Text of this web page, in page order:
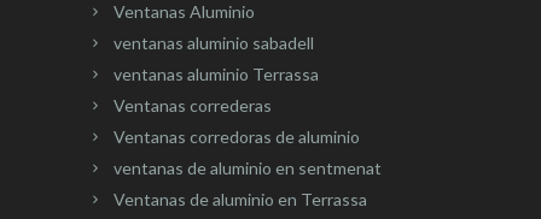
Ventanas Aluminio
ventanas aluminio sabadell
ventanas aluminio Terrassa
Ventanas correderas
Ventanas corredoras de aluminio
ventanas de aluminio en sentmenat
Ventanas de aluminio en Terrassa